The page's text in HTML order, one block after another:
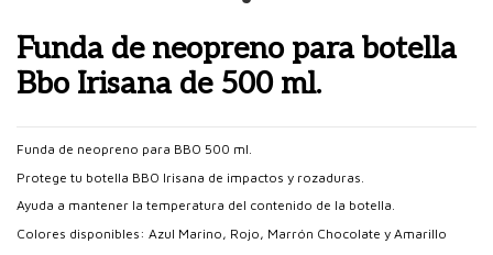
Funda de neopreno para botella
Bbo Irisana de 500 ml.
Funda de neopreno para BBO 500 ml.
Protege tu botella BBO Irisana de impactos y rozaduras.
Ayuda a mantener la temperatura del contenido de la botella.
Colores disponibles: Azul Marino, Rojo, Marrón Chocolate y Amarillo